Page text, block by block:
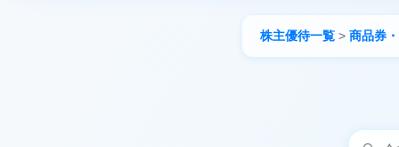
株主優待一覧 > 商品券